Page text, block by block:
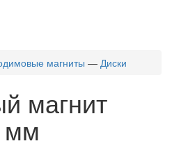
магниты — Диски
магнит
мм